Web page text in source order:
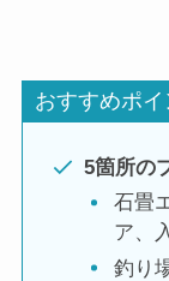
おすすめポイ
5箇所の
石畳
ア、
釣り